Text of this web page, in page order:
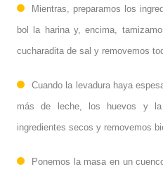
Mientras, preparamos los
bol la harina y, encima,
cucharadita de sal y removemos
Cuando la levadura haya
más de leche, los huevos y la
ingredientes secos y removemos
Ponemos la masa en un